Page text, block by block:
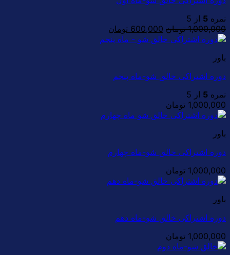
نمره 5 از 5
1,000,000 تومان قیمت
اصلی:
600,000 تومان
فعلی:
باور
دوره اشتراکی خالق شو-ماه پنجم
نمره 5 از 5
1,000,000 تومان
باور
دوره اشتراکی خالق شو-ماه چهارم
1,000,000 تومان
باور
دوره اشتراکی خالق شو-ماه دهم
1,000,000 تومان